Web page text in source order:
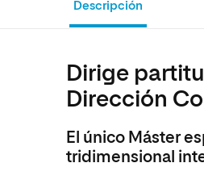
Educación
Ciencias Sociales y
Marketing y
Artes
MBA
Administración de
Ciencias Sociales y
Diseño
Descripción
Dirige
Dirección
El único Máster
tridimensional